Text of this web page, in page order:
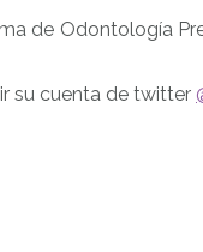
de Odontología
su cuenta de twitter